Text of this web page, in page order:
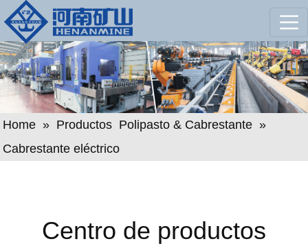
Home » Productos Polipasto & Cabrestante »
Cabrestante eléctrico
Centro de productos